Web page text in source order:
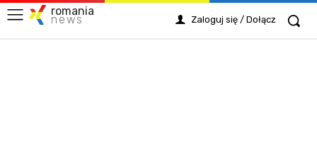
romania
news Zaloguj się / Dołącz